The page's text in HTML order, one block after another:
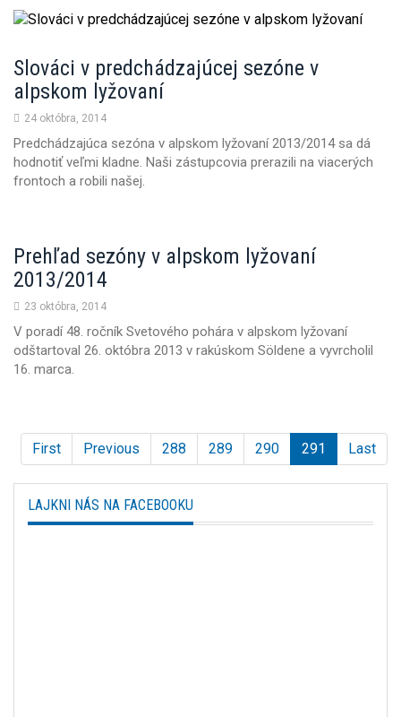
Slováci v predchádzajúcej sezóne v
alpskom lyžovaní
24 októbra, 2014
Predchádzajúca sezóna v alpskom lyžovaní 2013/2014 sa dá
hodnotiť veľmi kladne. Naši zástupcovia prerazili na viacerých
frontoch a robili našej.
Prehľad sezóny v alpskom lyžovaní
2013/2014
23 októbra, 2014
V poradí 48. ročník Svetového pohára v alpskom lyžovaní
odštartoval 26. októbra 2013 v rakúskom Söldene a vyvrcholil
16. marca.
First Previous 288 289 290 291 Last
LAJKNI NÁS NA FACEBOOKU